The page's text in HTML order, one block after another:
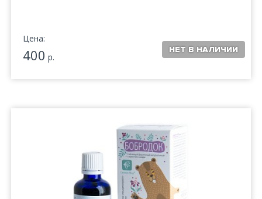
Цена:
400 р.